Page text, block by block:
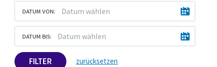
DATUM VON:
DATUM BIS:
FILTER zurücksetzen